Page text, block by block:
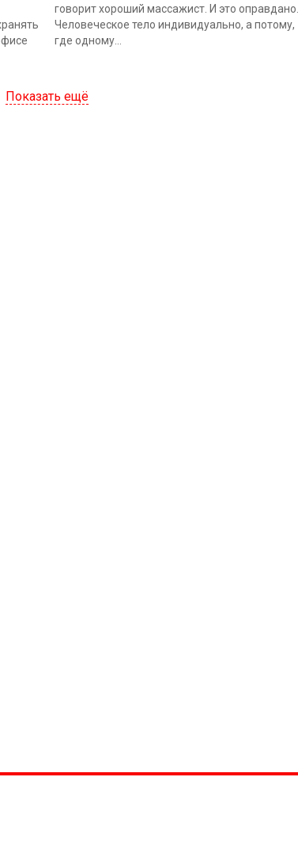
говорит хороший массажист. И это оправдано.
Человеческое тело индивидуально, а потому,
где одному...
Показать ещё